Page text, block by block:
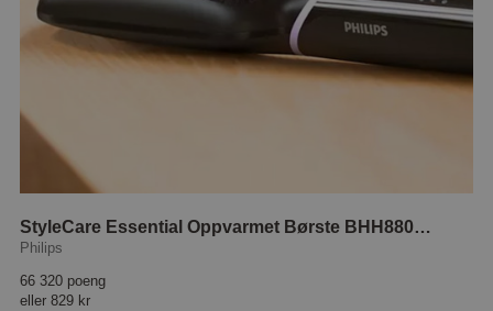
StyleCare Essential Oppvarmet Børste BHH880/00
Philips
66 320 poeng
eller 829 kr